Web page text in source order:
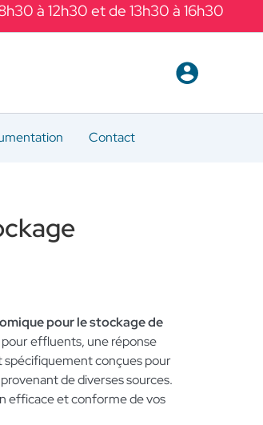
à 12h30 et de 13h30 à 16h30
Contact
pour le stockage de
effluents, une réponse
spécifiquement conçues pour
de diverses sources.
efficace et conforme de vos